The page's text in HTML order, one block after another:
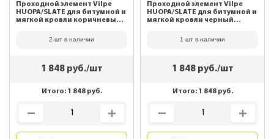
Проходной элемент Vilpe
HUOPA/SLATE для битумной и
мягкой кровли коричневый
2 шт в наличии
1 848руб./шт
Итого: 1 848руб.
Проходной элемент Vilpe
HUOPA/SLATE для битумной и
мягкой кровли черный
1 шт в наличии
1 848руб./шт
Итого: 1 848руб.